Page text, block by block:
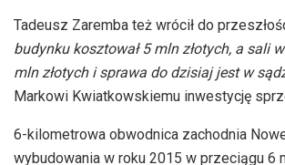
Tadeusz Zaremba też wrócił do
budynku kosztował 5 mln złotych, a sali
mln złotych i sprawa do dzisiaj jest w
Markowi Kwiatkowskiemu inwestycję
6-kilometrowa obwodnica zachodnia
wybudowania w roku 2015 w przeciągu 6